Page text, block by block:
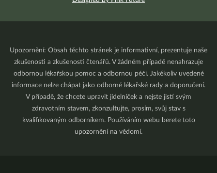
Upozornění: Obsah těchto stránek je informativní, prezentuje naše
zkušenosti a zkušenosti čtenářů. V žádném případě nenahrazuje
odbornou lékařskou pomoc a odbornou péči. Jakékoliv uvedené
informace nelze chápat jako odborné lékařské rady a doporučení.
V případě, že chcete upravit jídelníček a nejste jistí svým
zdravotním stavem, zkonzultujte, prosím, svůj stav s
kvalifikovaným odborníkem. Používáním webu berete toto
upozornění na vědomí.